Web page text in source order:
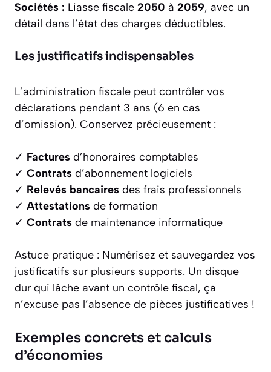
Sociétés : Liasse fiscale 2050 à 2059, avec un
détail dans l’état des charges déductibles.
Les justificatifs indispensables
L’administration fiscale peut contrôler vos
déclarations pendant 3 ans (6 en cas
d’omission). Conservez précieusement :
✓ Factures d’honoraires comptables
✓ Contrats d’abonnement logiciels
✓ Relevés bancaires des frais professionnels
✓ Attestations de formation
✓ Contrats de maintenance informatique
Astuce pratique : Numérisez et sauvegardez vos
justificatifs sur plusieurs supports. Un disque
dur qui lâche avant un contrôle fiscal, ça
n’excuse pas l’absence de pièces justificatives !
Exemples concrets et calculs
d’économies